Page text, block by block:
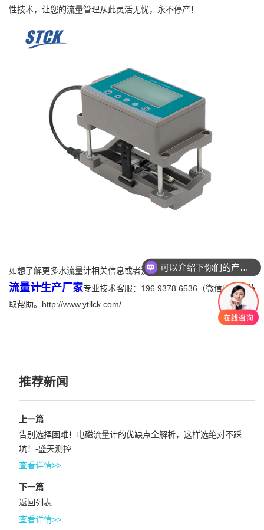
性技术，让您的流量管理从此灵活无忧，永不停产！
如想了解更多水流量计相关信息或者流量计选型，可咨询盛天测控
流量计生产厂家专业技术客服：196 9378 6536（微信同号）获
取帮助。http://www.ytllck.com/
推荐新闻
上一篇
告别选择困难！电磁流量计的优缺点全解析，这样选绝对不踩
坑！-盛天测控
查看详情>>
下一篇
返回列表
查看详情>>
可以介绍下你们的产品么
你们是怎么收费的呢